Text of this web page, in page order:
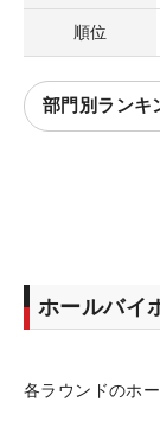
順位
部門別ランキ
ホールバイ
各ラウンドのホ